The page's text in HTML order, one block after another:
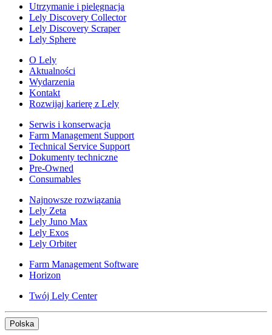
Utrzymanie i pielęgnacja
Lely Discovery Collector
Lely Discovery Scraper
Lely Sphere
O Lely
Aktualności
Wydarzenia
Kontakt
Rozwijaj karierę z Lely
Serwis i konserwacja
Farm Management Support
Technical Service Support
Dokumenty techniczne
Pre-Owned
Consumables
Najnowsze rozwiązania
Lely Zeta
Lely Juno Max
Lely Exos
Lely Orbiter
Farm Management Software
Horizon
Twój Lely Center
Polska